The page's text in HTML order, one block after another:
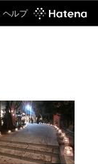
ヘルプ